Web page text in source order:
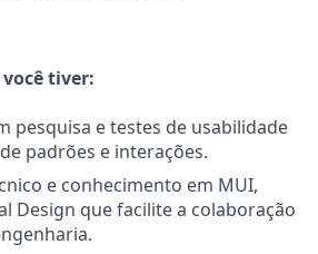
tiver:
pesquisa e testes de usabilidade
padrões e interações.
e conhecimento em MUI,
Design que facilite a colaboração